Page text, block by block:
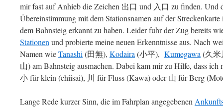
mir fast auf Anhieb die Zeichen 出口 und 入口 zu finden. Und
Übereinstimmung mit dem Stationsnamen auf der
dem Bahnsteig erkannt zu haben. Leider fuhr der Zug bereits
Stationen und probierte meine neuen Erkenntnisse aus. Nach
Namen wieTanashi (田無), Kodaira (小平), Kumegawa (久
山) am Bahnsteig ausmachen. Dabei kam mir zu Hilfe, dass
小 für klein (chiisai), 川 für Fluss (Kawa) oder 山 für Berg
Lange Rede kurzer Sinn, die im Fahrplan angegebenen